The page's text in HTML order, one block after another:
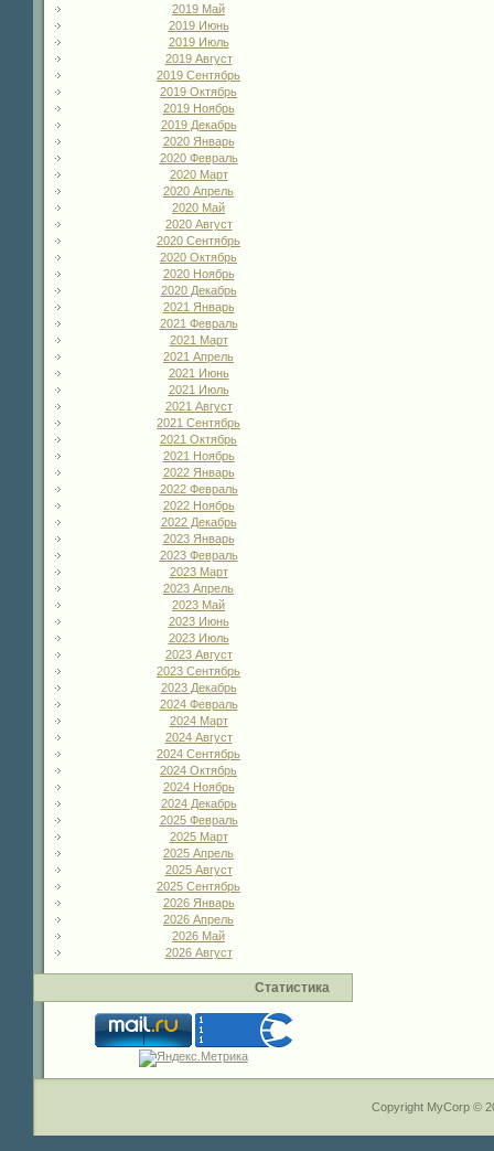
2019 Май
2019 Июнь
2019 Июль
2019 Август
2019 Сентябрь
2019 Октябрь
2019 Ноябрь
2019 Декабрь
2020 Январь
2020 Февраль
2020 Март
2020 Апрель
2020 Май
2020 Август
2020 Сентябрь
2020 Октябрь
2020 Ноябрь
2020 Декабрь
2021 Январь
2021 Февраль
2021 Март
2021 Апрель
2021 Июнь
2021 Июль
2021 Август
2021 Сентябрь
2021 Октябрь
2021 Ноябрь
2022 Январь
2022 Февраль
2022 Ноябрь
2022 Декабрь
2023 Январь
2023 Февраль
2023 Март
2023 Апрель
2023 Май
2023 Июнь
2023 Июль
2023 Август
2023 Сентябрь
2023 Декабрь
2024 Февраль
2024 Март
2024 Август
2024 Сентябрь
2024 Октябрь
2024 Ноябрь
2024 Декабрь
2025 Февраль
2025 Март
2025 Апрель
2025 Август
2025 Сентябрь
2026 Январь
2026 Апрель
2026 Май
2026 Август
Статистика
Copyright MyCorp ©